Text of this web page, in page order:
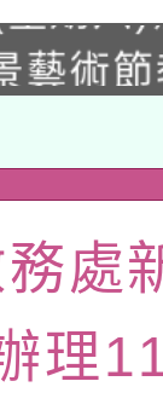
水達
系列
藝術
學前
學辦理
校輔導
施計畫
究院中
研討
與發展
學前
辦理
大學
處
理